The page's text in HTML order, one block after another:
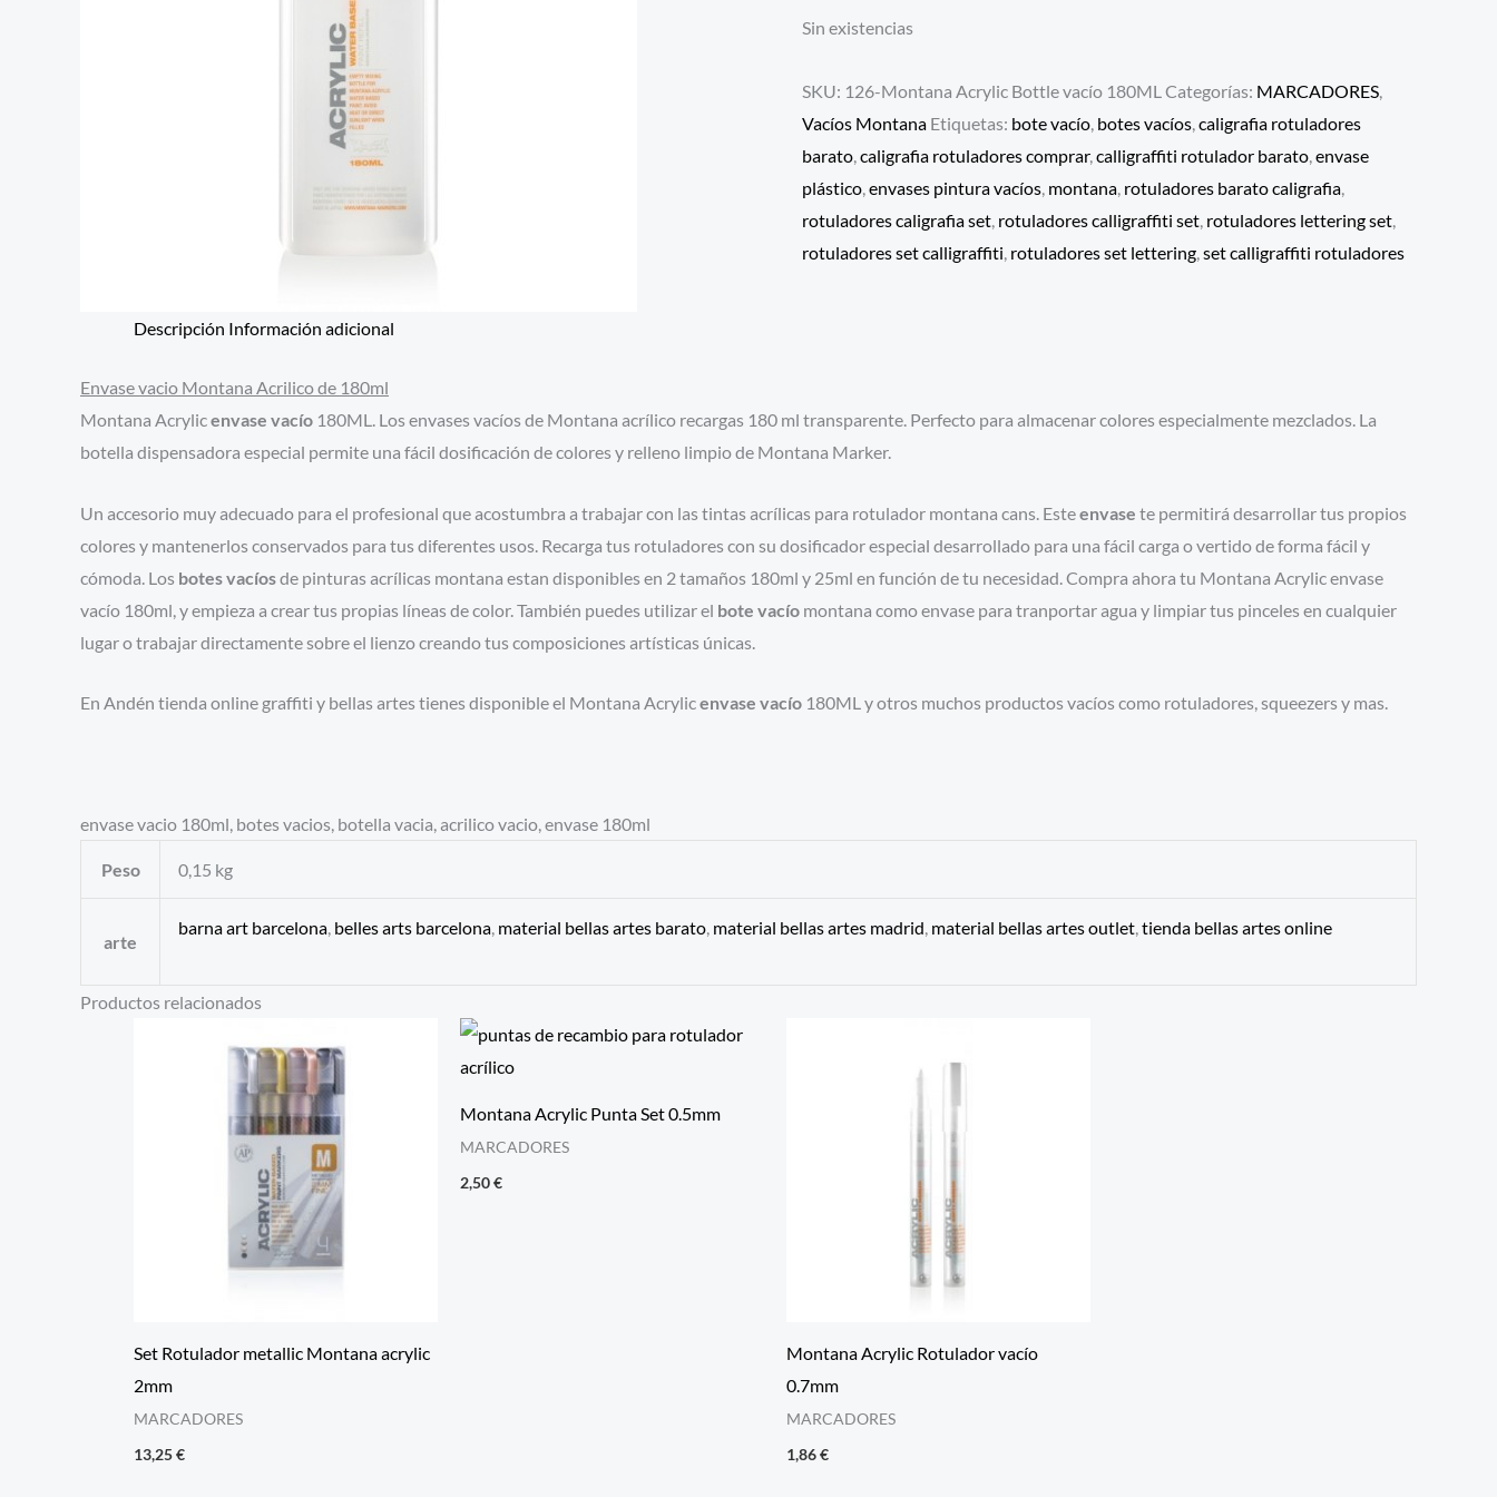
Sin existencias
SKU: 126-Montana Acrylic Bottle vacío 180MLCategorías: MARCADORES,
Vacíos Montana Etiquetas: bote vacío, botes vacíos,caligrafia rotuladores
barato,caligrafia rotuladores comprar,calligraffiti rotulador barato,envase
plástico,envases pintura vacíos, montana, rotuladores barato caligrafia,
rotuladores caligrafia set, rotuladores calligraffiti set, rotuladores lettering set,
rotuladores set calligraffiti, rotuladores set lettering,set calligraffiti rotuladores
Descripción Información adicional
Envase vacio Montana Acrilico de 180ml
Montana Acrylicenvase vacío 180ML. Los envases vacíos de Montana acrílico recargas 180 ml transparente. Perfecto para almacenar colores especialmente mezclados. La
botella dispensadora especial permite una fácil dosificación de colores y relleno limpio de Montana Marker.
Un accesorio muy adecuado para el profesional que acostumbra a trabajar con las tintas acrílicas para rotulador montana cans. Esteenvase te permitirá desarrollar tus propios
colores y mantenerlos conservados para tus diferentes usos. Recarga tus rotuladores con su dosificador especial desarrollado para una fácil carga o vertido de forma fácil y
cómoda. Los botes vacíosde pinturas acrílicas montana estan disponibles en 2 tamaños 180ml y 25ml en función de tu necesidad. Compra ahora tu Montana Acrylic envase
vacío 180ml, y empieza a crear tus propias líneas de color. También puedes utilizar el bote vacío montana como envase para tranportar agua y limpiar tus pinceles en cualquier
lugar o trabajar directamente sobre el lienzo creando tus composiciones artísticas únicas.
En Andén tienda online graffiti y bellas artes tienes disponible el Montana Acrylicenvase vacío 180ML y otros muchos productos vacíos como rotuladores, squeezers y mas.
envase vacio 180ml, botes vacios, botella vacia, acrilico vacio, envase 180ml
Peso 0,15 kg
arte
barna art barcelona, belles arts barcelona, material bellas artes barato, material bellas artes madrid, material bellas artes outlet,tienda bellas artes online
Productos relacionados
Set Rotulador metallic Montana acrylic
2mm
MARCADORES
13,25€
Montana Acrylic Punta Set 0.5mm
MARCADORES
2,50€
Montana Acrylic Rotulador vacío
0.7mm
MARCADORES
1,86€